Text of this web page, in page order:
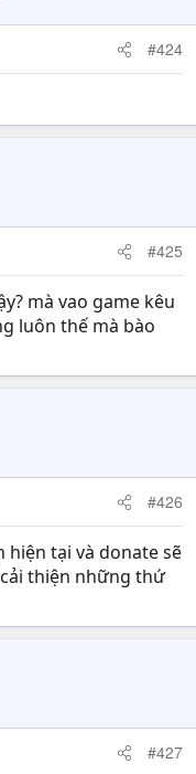
#424
#425
mà vao game kêu
luôn thế mà bào
#426
hiện tại và donate sẽ
thiện những thứ
#427